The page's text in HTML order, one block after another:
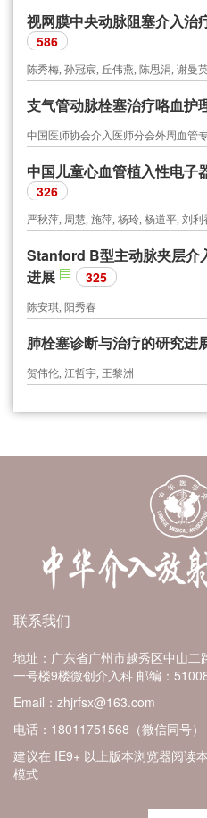
视网膜中央动脉阻塞介入治
586
支气管动脉栓塞治疗咯血护
中国医师协会介入医师分会外周血管
中国儿童心血管植入性电子
326
Stanford B型主动脉夹层介
进展
325
陈安琪, 阳秀春
肺栓塞诊断与治疗的研究进
贺伟伦, 江哲宇, 王黎洲
联系我们
地址：广东省广州市越秀区中山
一号楼9楼微创介入科 邮编：
Email：zhjrfsx@163.com
电话：18011751568（微信同号）
建议在 IE9+ 以上版本浏览器阅读
模式